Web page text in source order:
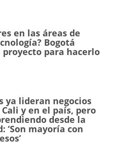
en las áreas de
Bogotá
para hacerlo
ya lideran negocios
y en el país, pero
desde la
‘Son mayoría con